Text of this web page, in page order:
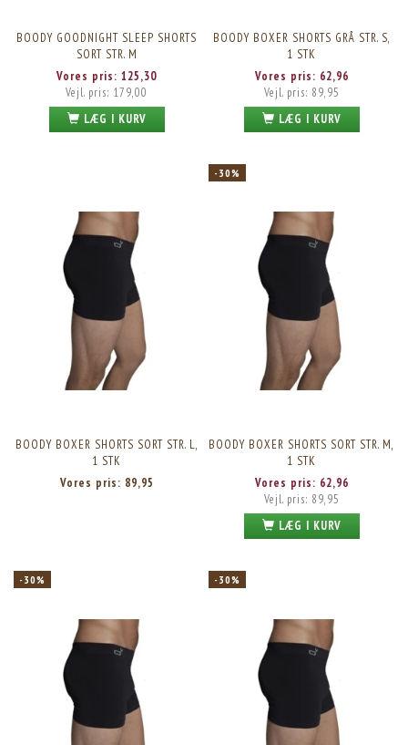
BOODY GOODNIGHT SLEEP SHORTS
SORT STR. M
Vores pris: 125,30
Vejl. pris: 179,00
LÆG I KURV
BOODY BOXER SHORTS GRÅ STR. S,
1 STK
Vores pris: 62,96
Vejl. pris: 89,95
LÆG I KURV
BOODY BOXER SHORTS SORT STR. L,
1 STK
Vores pris: 89,95
-30%
BOODY BOXER SHORTS SORT STR. M,
1 STK
Vores pris: 62,96
Vejl. pris: 89,95
LÆG I KURV
-30% -30%